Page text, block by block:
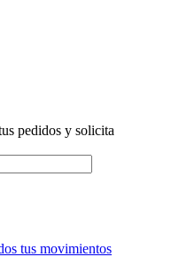
pedidos y solicita
tus movimientos